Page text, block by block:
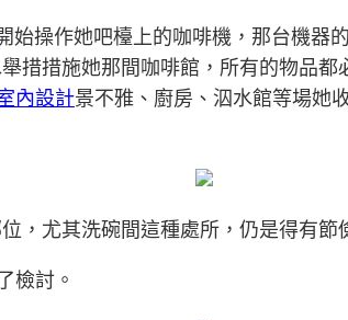
始操作她吧檯上的咖啡機，那台機器
措措施她那間咖啡館，所有的物品都
內設計景不雅、廚房、泅水館等場她
，尤其洗碗間這種處所，仍是得有節
檢討。